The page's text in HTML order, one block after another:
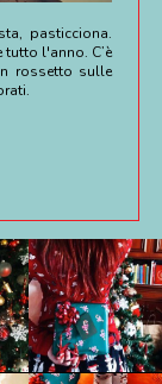
pasticciona.
l'anno. C’è
rossetto sulle